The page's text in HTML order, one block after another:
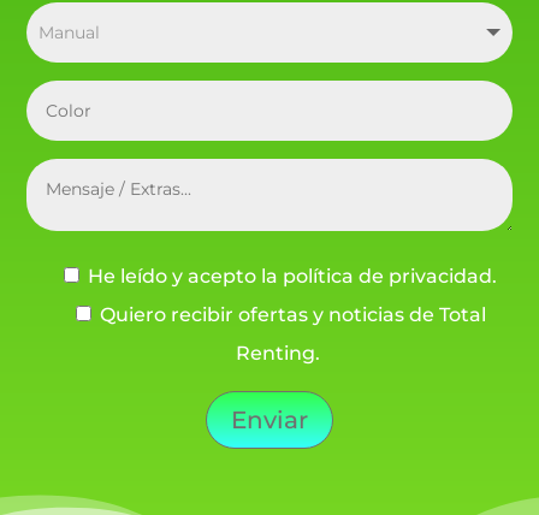
He leído y acepto la política de privacidad.
Quiero recibir ofertas y noticias de Total
Renting.
Enviar